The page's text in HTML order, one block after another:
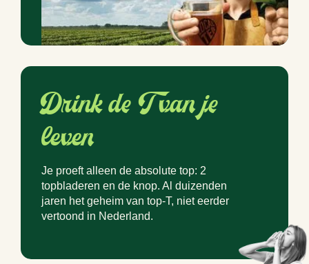
Drink de T van je
leven
Je proeft alleen de absolute top: 2
topbladeren en de knop. Al duizenden
jaren het geheim van top-T, niet eerder
vertoond in Nederland.